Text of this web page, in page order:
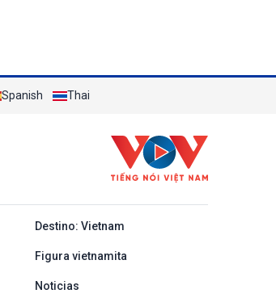
Spanish Thai
Destino: Vietnam
Figura vietnamita
Noticias